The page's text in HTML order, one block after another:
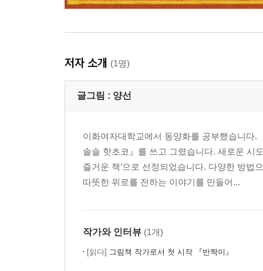
저자 소개 (1명)
글그림 : 양선
이화여자대학교에서 동양화를 공부했습니다
솔솔 핫초코』를 쓰고 그렸습니다. 새로운 시
즐거운 책’으로 선정되었습니다. 다양한 방법
따뜻한 위로를 전하는 이야기를 만들어...
작가와 인터뷰 (1개)
[읽다] 그림책 작가로서 첫 시작 『반짝이』